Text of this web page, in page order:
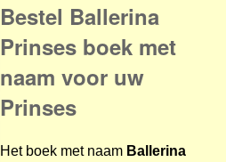
Bestel Ballerina
Prinses boek met
naam voor uw
Prinses
Het boek met naam Ballerina